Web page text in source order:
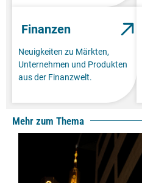
Finanzen
Neuigkeiten zu Märkten,
Unternehmen und Produkten
aus der Finanzwelt.
Mehr zum Thema